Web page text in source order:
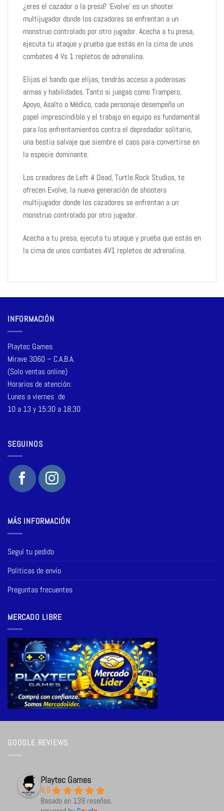
¿eres el cazador o la presa? ‘Evolve’ es un shooter
multijugador donde los cazadores se enfrentan a un
monstruo controlado por otro jugador. Acecha a tu presa,
ejecuta tu ataque y prueba que estás en la cima de unos
combates 4 Vs 1 repletos de adrenalina.
Elijas el bando que elijas, tendrás acceso a poderosas
armas y habilidades. Tanto si juegas como Trampero,
Apoyo, Asalto o Médico, cada personaje desempeña un
papel imprescindible y el trabajo en equipo es fundamental
para los enfrentamientos contra el depredador solitario,
una bestia salvaje que siembre el caos para convertirse en
la especie dominante.
Los creadores de Left 4 Dead, Turtle Rock Studios, te
ofrecen Evolve, la nueva generación de shooters
multijugador donde los cazadores se enfrentan a un
monstruo controlado por otro jugador.
Acecha a tu presa, ejecuta tu ataque y prueba que estás en
la cima de unos combates 4V1 repletos de adrenalina.
INFORMACIÓN
Playtec Games
Mirave 3060 – C.A.B.A.
(Solo ventas online)
Horarios de atención:
Lunes a viernes de
10 a 13 y 15:30 a 18:30
SEGUINOS
MÁS INFORMACIÓN
Seguí tu pedido
Políticas de envío
Preguntas frecuentes
MERCADO LIBRE
GOOGLE REVIEWS
Playtec Games
4.9
Basado en 139 reseñas.